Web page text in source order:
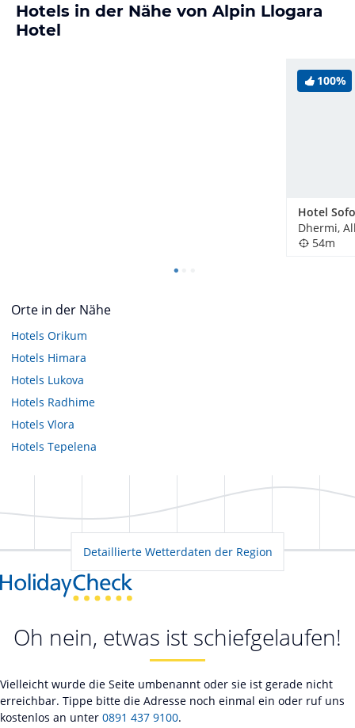
Hotels in der Nähe von Alpin Llogara
Hotel
100%
Hotel Sofo
Dhermi,
54m
Orte in der Nähe
Hotels Orikum
Hotels Himara
Hotels Lukova
Hotels Radhime
Hotels Vlora
Hotels Tepelena
Detaillierte Wetterdaten der Region
Oh nein, etwas ist schiefgelaufen!
Vielleicht wurde die Seite umbenannt oder sie ist gerade nicht
erreichbar. Tippe bitte die Adresse noch einmal ein oder ruf uns
kostenlos an unter 0891 437 9100.